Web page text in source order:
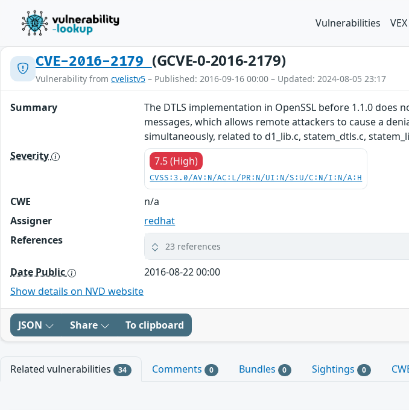
Vulnerabilities VEX
CVE-2016-2179 (GCVE-0-2016-2179)
Vulnerability from cvelistv5 – Published: 2016-09-16 00:00 – Updated: 2024-08-05 23:17
Summary
The DTLS implementation in OpenSSL before 1.1.0
messages, which allows remote attackers to cause a
simultaneously, related to d1_lib.c, statem_dtls.c,
Severity
7.5 (High)
CVSS:3.0/AV:N/AC:L/PR:N/UI:N/S:U/C:N/I:N/A:H
CWE
n/a
Assigner
redhat
References
23 references
Date Public
2016-08-22 00:00
Show details on NVD website
JSON Share To clipboard
Related vulnerabilities 34 Comments 0 Bundles 0 Sightings 0